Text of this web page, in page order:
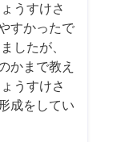
うすけさ
すかったで
したが、
かまで教え
うすけさ
成をしてい